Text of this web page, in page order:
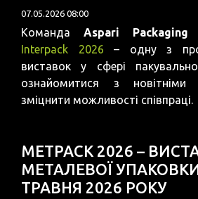
07.05.2026 08:00
Команда Aspari Packaging
Interpack 2026 – одну з
виставок у сфері
ознайомитися з новітніми
зміцнити можливості співпраці.
METPACK 2026 –
МЕТАЛЕВОЇ
ТРАВНЯ 2026 РОКУ